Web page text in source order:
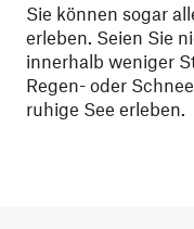
Sie können sogar
erleben. Seien Sie
innerhalb weniger
Regen- oder
ruhige See erleben.